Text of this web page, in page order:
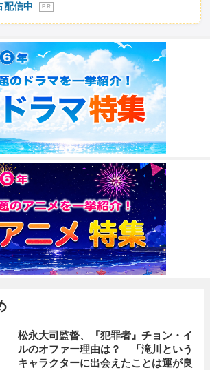
配信中
P R
松永大司監督、『犯罪者』チョン・イ
ルのオファー理由は？ 「滝川という
キャラクターに出会えたことは運が良